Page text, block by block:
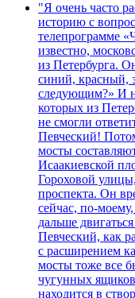
"Я очень часто
историю с
телепрограмме
известно,
из Петербурга.
синий, красный,
следующим?» И
которых из
не смогли
Певческий!
мосты
Исаакиевской
Гороховой
проспекта. Он
сейчас, по-
дальше
Певческий, как
с расширением
мосты тоже все
чугунных
находится в